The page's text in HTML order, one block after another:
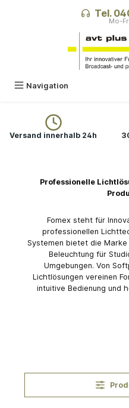
Tel.
Navigation
Versand innerhalb 24h
Professionelle
Fomex steht für
professionellen
Systemen bietet die
Beleuchtung für
Umgebungen. Von
Lichtlösungen vereinen
intuitive Bedienung und